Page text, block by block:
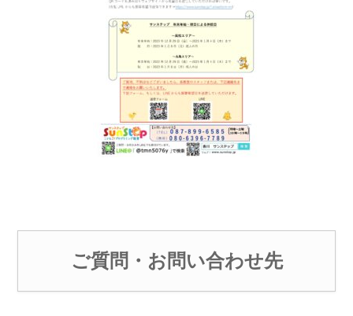
ご質問・お問い合わせ先